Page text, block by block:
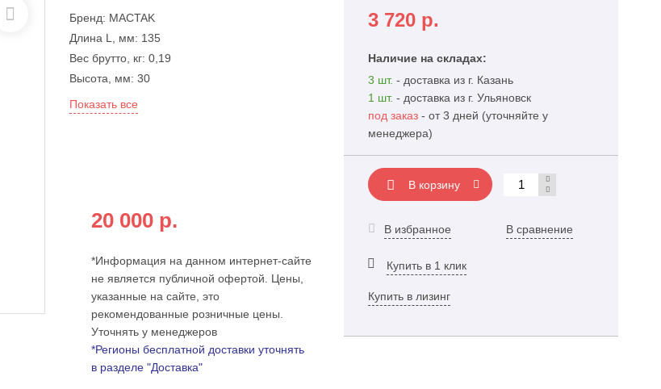
Бренд: MACTAK
Длина L, мм: 135
Вес брутто, кг: 0,19
Высота, мм: 30
Показать все
20 000 р.
*Информация на данном интернет-сайте
не является публичной офертой. Цены,
указанные на сайте, это
рекомендованные розничные цены.
Уточнять у менеджеров
*Регионы бесплатной доставки уточнять
в разделе "Доставка"
3 720 р.
Наличие на складах:
3 шт. - доставка из г. Казань
1 шт. - доставка из г. Ульяновск
под заказ - от 3 дней (уточняйте у
менеджера)
В корзину
В избранное В сравнение
Купить в 1 клик
Купить в лизинг